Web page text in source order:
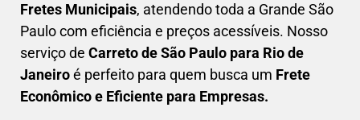
Fretes Municipais, atendendo toda a Grande São
Paulo com eficiência e preços acessíveis. Nosso
serviço de Carretode São Paulo para Rio de
Janeiroé perfeito para quem busca um Frete
Econômico e Eficiente para Empresas.